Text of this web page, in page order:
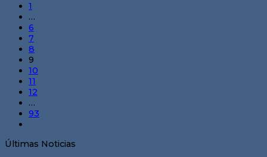
1
…
6
7
8
9
10
11
12
…
93
Últimas Noticias